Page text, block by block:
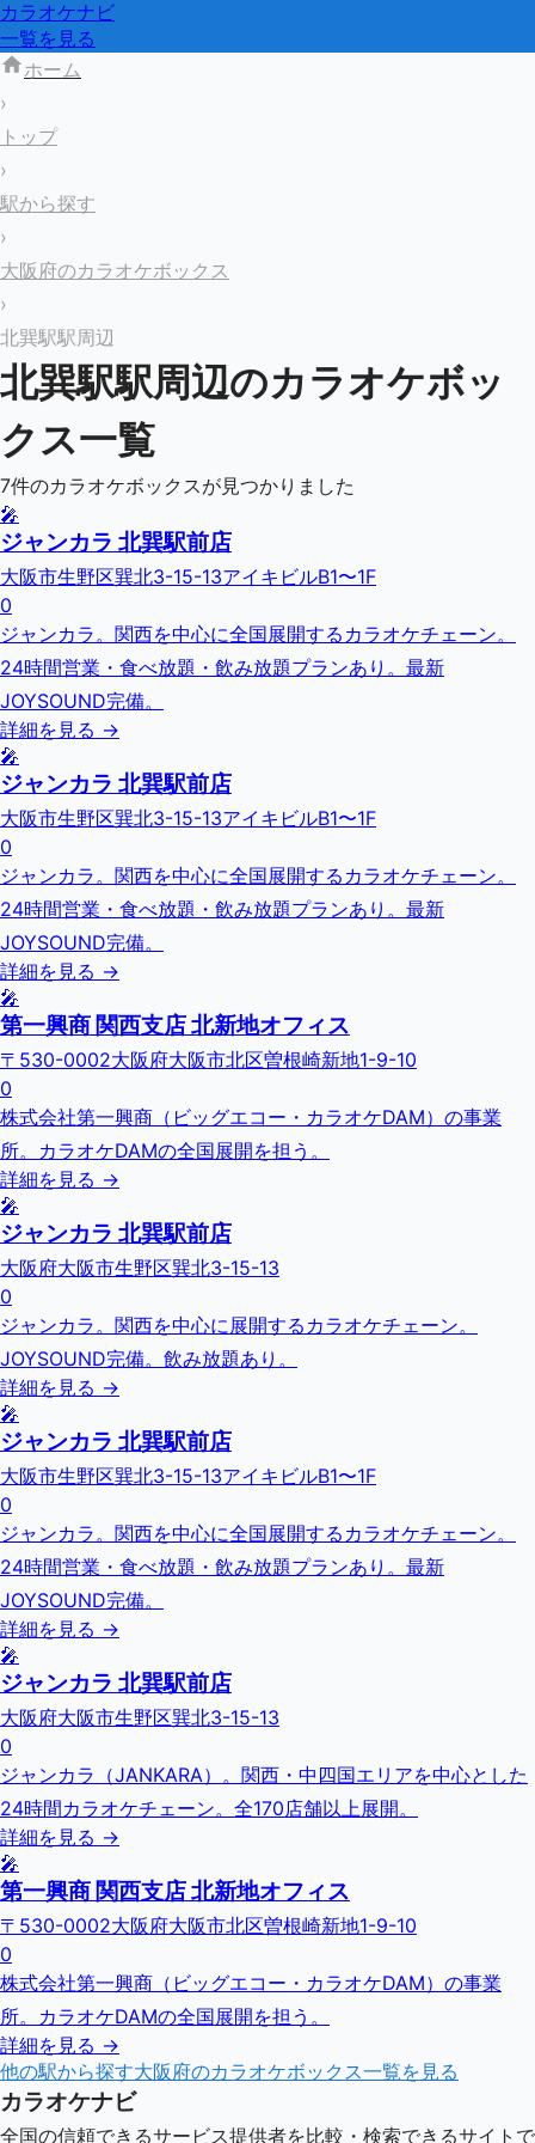
カラオケナビ
一覧を見る
ホーム
›
トップ
›
駅から探す
›
大阪府のカラオケボックス
›
北巽駅駅周辺
北巽駅駅周辺のカラオケボッ
クス一覧
7件のカラオケボックスが見つかりました
🎤
ジャンカラ 北巽駅前店
大阪市生野区巽北3-15-13アイキビルB1〜1F
0
ジャンカラ。関西を中心に全国展開するカラオケチェーン。
24時間営業・食べ放題・飲み放題プランあり。最新
JOYSOUND完備。
詳細を見る →
🎤
ジャンカラ 北巽駅前店
大阪市生野区巽北3-15-13アイキビルB1〜1F
0
ジャンカラ。関西を中心に全国展開するカラオケチェーン。
24時間営業・食べ放題・飲み放題プランあり。最新
JOYSOUND完備。
詳細を見る →
🎤
第一興商 関西支店 北新地オフィス
〒530-0002大阪府大阪市北区曽根崎新地1-9-10
0
株式会社第一興商（ビッグエコー・カラオケDAM）の事業
所。カラオケDAMの全国展開を担う。
詳細を見る →
🎤
ジャンカラ 北巽駅前店
大阪府大阪市生野区巽北3-15-13
0
ジャンカラ。関西を中心に展開するカラオケチェーン。
JOYSOUND完備。飲み放題あり。
詳細を見る →
🎤
ジャンカラ 北巽駅前店
大阪市生野区巽北3-15-13アイキビルB1〜1F
0
ジャンカラ。関西を中心に全国展開するカラオケチェーン。
24時間営業・食べ放題・飲み放題プランあり。最新
JOYSOUND完備。
詳細を見る →
🎤
ジャンカラ 北巽駅前店
大阪府大阪市生野区巽北3-15-13
0
ジャンカラ（JANKARA）。関西・中四国エリアを中心とした
24時間カラオケチェーン。全170店舗以上展開。
詳細を見る →
🎤
第一興商 関西支店 北新地オフィス
〒530-0002大阪府大阪市北区曽根崎新地1-9-10
0
株式会社第一興商（ビッグエコー・カラオケDAM）の事業
所。カラオケDAMの全国展開を担う。
詳細を見る →
他の駅から探す大阪府のカラオケボックス一覧を見る
カラオケナビ
全国の信頼できるサービス提供者を比較・検索できるサイトで